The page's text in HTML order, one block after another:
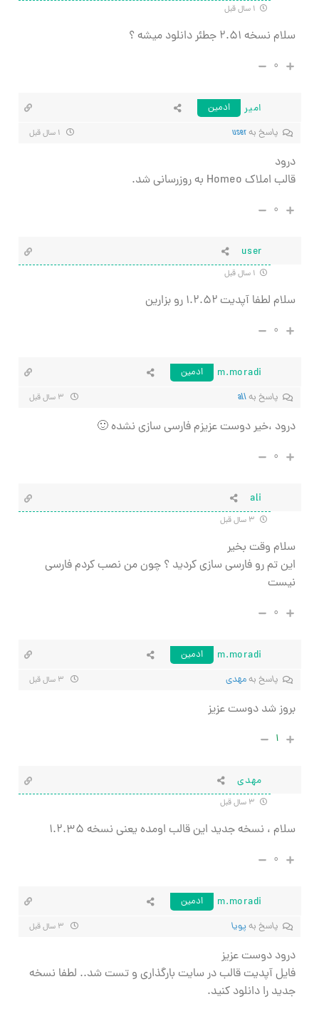
سلام نسخه ۲.۵۱ جطئر دانلود میشه ؟
۰
امیر
ادمین
پاسخ بهuser
درود
قالب املاک Homeo به روزرسانی شد.
۰
user
سلام لطفا آپدیت ۱.۲.۵۲ رو بزارین
۰
m.moradi
ادمین
پاسخ بهali
درود ،خیر دوست عزیزم فارسی سازی نشده 🙂
۰
ali
سلام وقت بخیر
این تم رو فارسی سازی کردید ؟ چون من نصب کردم فارسی
نیست
۰
m.moradi
ادمین
پاسخ بهمهدی
بروز شد دوست عزیز
۱
مهدی
سلام ، نسخه جدید این قالب اومده یعنی نسخه ۱.۲.۳۵
۰
m.moradi
ادمین
پاسخ بهپویا
درود دوست عزیز
فایل آپدیت قالب در سایت بارگذاری و تست شد.. لطفا نسخه
جدید را دانلود کنید.